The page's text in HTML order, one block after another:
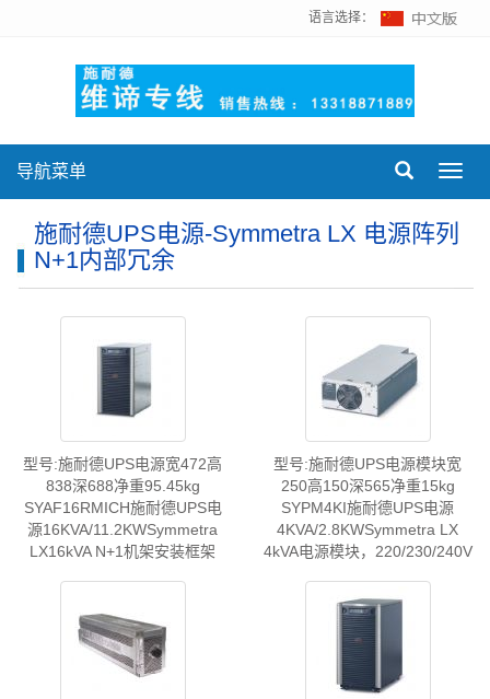
语言选择：
导航菜单
施耐德UPS电源-Symmetra LX 电源阵列
N+1内部冗余
型号:施耐德UPS电源宽472高
838深688净重95.45kg
SYAF16RMICH施耐德UPS电
源16KVA/11.2KWSymmetra
LX16kVA N+1机架安装框架
型号:施耐德UPS电源模块宽
250高150深565净重15kg
SYPM4KI施耐德UPS电源
4KVA/2.8KWSymmetra LX
4kVA电源模块，220/230/240V